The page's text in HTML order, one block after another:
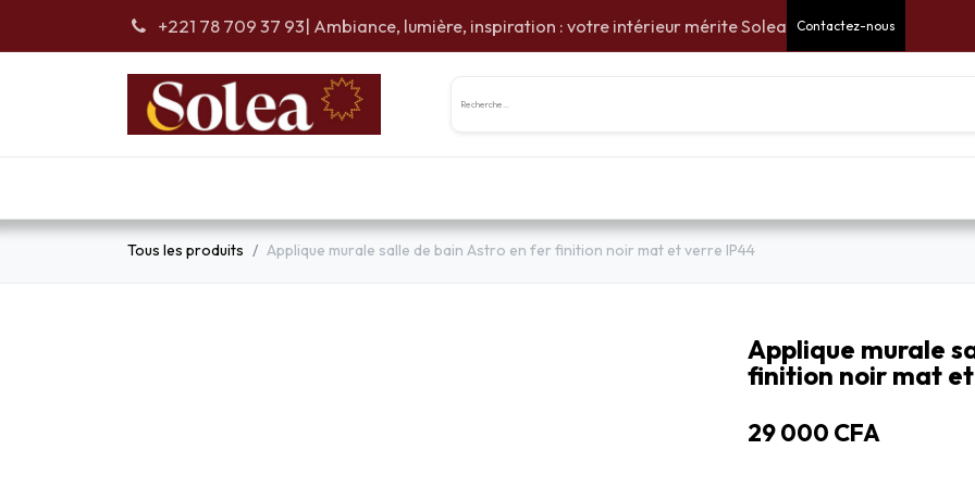
+221 78 709 37 93| Ambiance, lumière, inspiration : votre intérieur mérite Solea Contactez-nous
Tous les produits Applique murale salle de bain Astro en fer finition noir mat et verre IP44
Applique murale
finition noir mat
29 000 CFA